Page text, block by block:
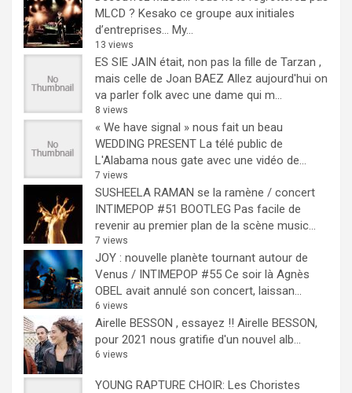
MLCD ? Kesako ce groupe aux initiales
d’entreprises… My...
13 views
ES SIE JAIN était, non pas la fille de Tarzan ,
mais celle de Joan BAEZ Allez aujourd'hui on
va parler folk avec une dame qui m...
8 views
« We have signal » nous fait un beau
WEDDING PRESENT La télé public de
L'Alabama nous gate avec une vidéo de...
7 views
SUSHEELA RAMAN se la ramène / concert
INTIMEPOP #51 BOOTLEG Pas facile de
revenir au premier plan de la scène music...
7 views
JOY : nouvelle planète tournant autour de
Venus / INTIMEPOP #55 Ce soir là Agnès
OBEL avait annulé son concert, laissan...
6 views
Airelle BESSON , essayez !! Airelle BESSON,
pour 2021 nous gratifie d'un nouvel alb...
6 views
YOUNG RAPTURE CHOIR: Les Choristes